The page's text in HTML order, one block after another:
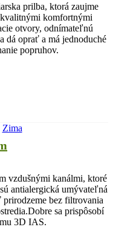
prilba, ktorá zaujme
komfortnými
otvory, odnímateľnú
dá oprať a má jednoduché
popruhov.
Zima
vzdušnými kanálmi, ktoré
antialergická umývateľná
bez filtrovania
sa prispôsobí
3D IAS.